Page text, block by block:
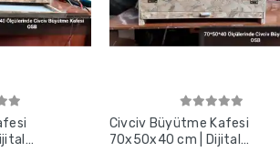
Civciv Büyütme Kafesi
70x50x40 cm | Dijital